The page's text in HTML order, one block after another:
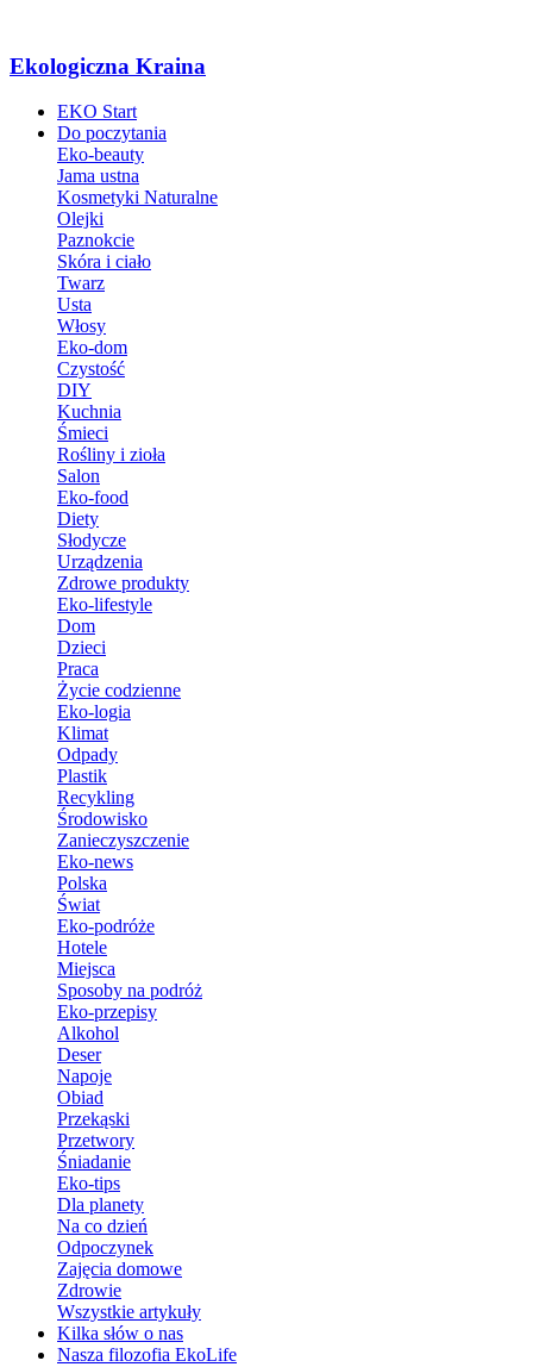
Ekologiczna Kraina
EKO Start
Do poczytania
Eko-beauty
Jama ustna
Kosmetyki Naturalne
Olejki
Paznokcie
Skóra i ciało
Twarz
Usta
Włosy
Eko-dom
Czystość
DIY
Kuchnia
Śmieci
Rośliny i zioła
Salon
Eko-food
Diety
Słodycze
Urządzenia
Zdrowe produkty
Eko-lifestyle
Dom
Dzieci
Praca
Życie codzienne
Eko-logia
Klimat
Odpady
Plastik
Recykling
Środowisko
Zanieczyszczenie
Eko-news
Polska
Świat
Eko-podróże
Hotele
Miejsca
Sposoby na podróż
Eko-przepisy
Alkohol
Deser
Napoje
Obiad
Przekąski
Przetwory
Śniadanie
Eko-tips
Dla planety
Na co dzień
Odpoczynek
Zajęcia domowe
Zdrowie
Wszystkie artykuły
Kilka słów o nas
Nasza filozofia EkoLife